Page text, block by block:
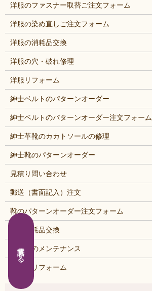
洋服のファスナー取替ご注文フォーム
洋服の染め直しご注文フォーム
洋服の消耗品交換
洋服の穴・破れ修理
洋服リフォーム
紳士ベルトのパターンオーダー
紳士ベルトのパターンオーダー注文フォーム
紳士革靴のカカトソールの修理
紳士靴のパターンオーダー
見積り問い合わせ
郵送（書面記入）注文
靴のパターンオーダー注文フォーム
靴の消耗品交換
鞄・靴のメンテナンス
鞄・靴リフォーム
電話する